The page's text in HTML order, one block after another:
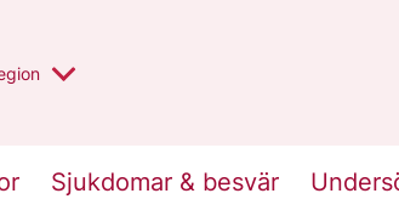
valt region
annan
Sjukdomar & besvär